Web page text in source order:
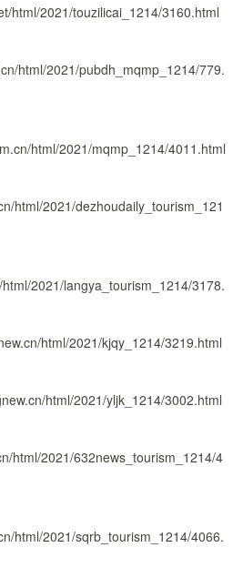
html/2021/touzilicai_1214/3160.html
html/2021/pubdh_mqmp_1214/779.
html/2021/mqmp_1214/4011.html
html/2021/dezhoudaily_tourism_121
2021/langya_tourism_1214/3178.
html/2021/kjqy_1214/3219.html
html/2021/yljk_1214/3002.html
html/2021/632news_tourism_1214/4
html/2021/sqrb_tourism_1214/4066.